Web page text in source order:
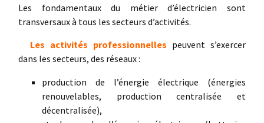
Les fondamentaux du métier d’électricien sont
transversaux à tous les secteurs d’activités.
Les activités professionnelles peuvent s’exercer
dans les secteurs, des réseaux :
production de l’énergie électrique (énergies
renouvelables, production centralisée et
décentralisée),